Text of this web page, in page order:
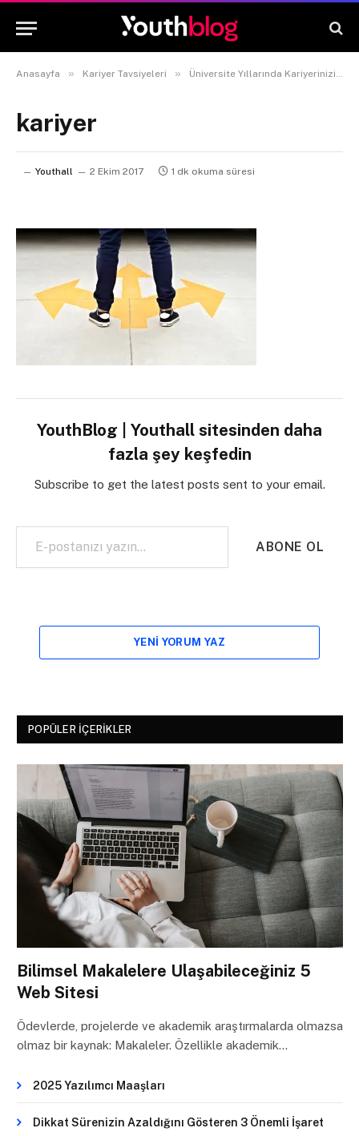
Anasayfa » Kariyer Tavsiyeleri » Üniversite Yıllarında Kariyerinizi Çizmek İçin Kullanabileceğiniz 3 Tavsiye
kariyer
Youthall 2 Ekim 2017 1 dk okuma süresi
YouthBlog | Youthall sitesinden daha
fazla şey keşfedin
Subscribe to get the latest posts sent to your email.
E-postanızı yazın…
ABONE OL
YENI YORUM YAZ
POPÜLER İÇERIKLER
Bilimsel Makalelere Ulaşabileceğiniz 5
Web Sitesi
Ödevlerde, projelerde ve akademik araştırmalarda olmazsa
olmaz bir kaynak: Makaleler. Özellikle akademik…
2025 Yazılımcı Maaşları
Dikkat Sürenizin Azaldığını Gösteren 3 Önemli İşaret